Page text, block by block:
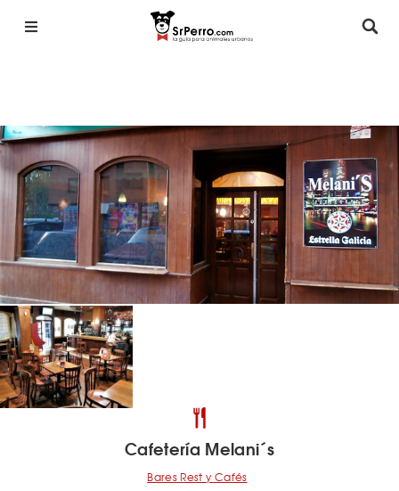
Cafetería Melani´s
Bares Rest y Cafés